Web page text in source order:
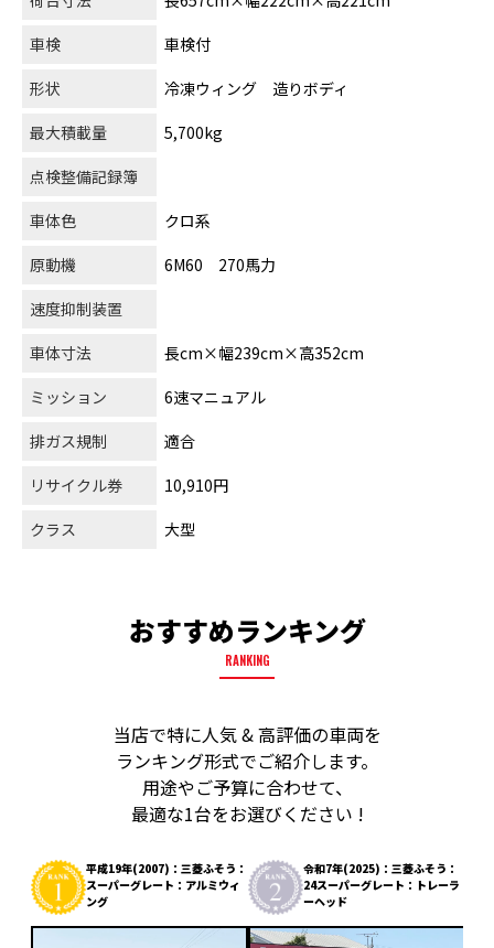
車検
車検付
形状
冷凍ウィング 造りボディ
最大積載量
5,700kg
点検整備記録簿
車体色
クロ系
原動機
6M60 270馬力
速度抑制装置
車体寸法
長cm×幅239cm×高352cm
ミッション
6速マニュアル
排ガス規制
適合
リサイクル券
10,910円
クラス
大型
おすすめランキング
RANKING
当店で特に人気 & 高評価の車両を
ランキング形式でご紹介します。
用途やご予算に合わせて、
最適な1台をお選びください !
平成19年(2007)：三菱ふそう：
スーパーグレート：アルミウィ
ング
令和7年(2025)：三菱ふそう：
24スーパーグレート：トレーラ
ーヘッド